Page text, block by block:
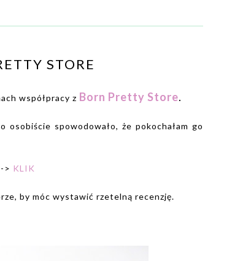
STORE
współpracy z Born Pretty Store.
spowodowało, że pokochałam go
> KLIK
by móc wystawić rzetelną recenzję.